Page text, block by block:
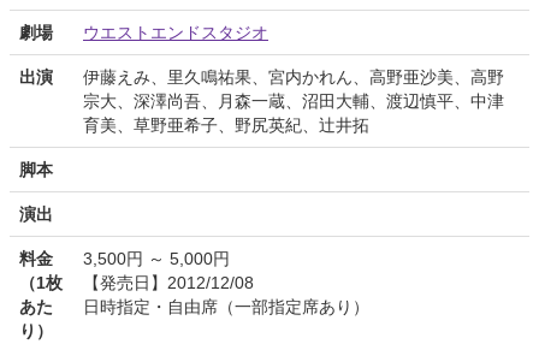
劇場 ウエストエンドスタジオ
出演
伊藤えみ、里久鳴祐果、宮内かれん、高野亜沙美、高野
宗大、深澤尚吾、月森一蔵、沼田大輔、渡辺慎平、中津
育美、草野亜希子、野尻英紀、辻井拓
脚本
演出
料金
（1枚
あた
り）
3,500円 ～ 5,000円
【発売日】2012/12/08
日時指定・自由席（一部指定席あり）